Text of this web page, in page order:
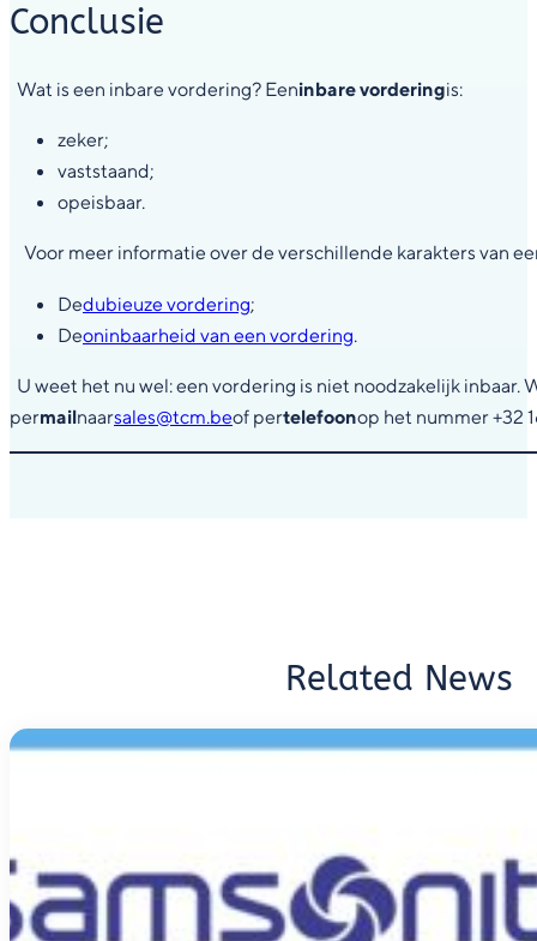
Conclusie
Wat is een inbare vordering? Eeninbare vorderingis:
zeker;
vaststaand;
opeisbaar.
Voor meer informatie over de verschillende karakters van
Dedubieuze vordering;
Deoninbaarheid van een vordering.
U weet het nu wel: een vordering is niet noodzakelijk
permailnaarsales@tcm.beof pertelefoonop het nummer +32
Related News